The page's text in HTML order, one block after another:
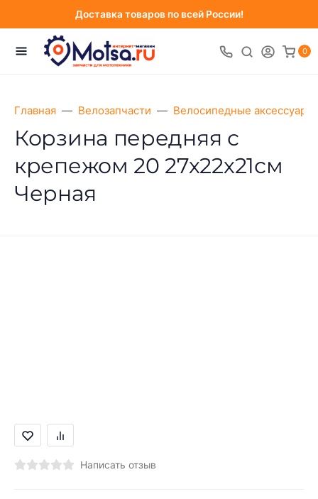
Доставка товаров по всей России!
0
Главная Велозапчасти Велосипедные аксессуары
Корзина передняя с
крепежом 20 27х22х21см
Черная
Написать отзыв